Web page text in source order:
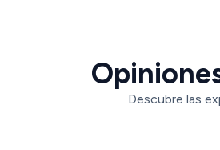
Descubre las